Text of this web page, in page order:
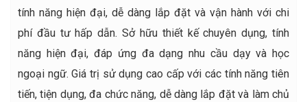
tính năng hiện đại, dễ dàng lắp đặt và vận hành với chi
phí đầu tư hấp dẫn. Sở hữu thiết kế chuyên dụng, tính
năng hiện đại, đáp ứng đa dạng nhu cầu dạy và học
ngoại ngữ. Giá trị sử dụng cao cấp với các tính năng tiên
tiến, tiện dụng, đa chức năng, dễ dàng lắp đặt và làm chủ